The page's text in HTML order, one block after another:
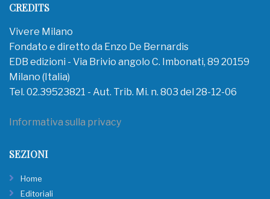
CREDITS
Vivere Milano
Fondato e diretto da Enzo De Bernardis
EDB edizioni - Via Brivio angolo C. Imbonati, 89 20159
Milano (Italia)
Tel. 02.39523821 - Aut. Trib. Mi. n. 803 del 28-12-06
Informativa sulla privacy
SEZIONI
Home
Editoriali